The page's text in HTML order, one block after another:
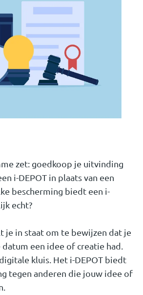
zet: goedkoop je uitvinding
i-DEPOT in plaats van een
bescherming biedt een i-
echt?
je in staat om te bewijzen dat je
een idee of creatie had.
kluis. Het i-DEPOT biedt
tegen anderen die jouw idee of